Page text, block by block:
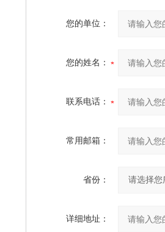
您的单位：
您的姓名：
联系电话：
常用邮箱：
省份：
详细地址：